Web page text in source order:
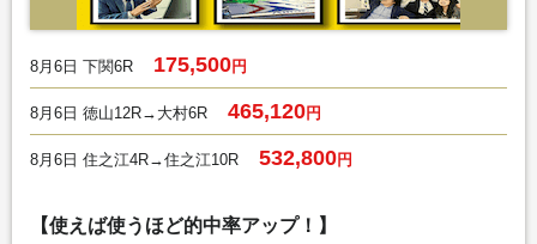
8月6日 下関6R 175,500円
8月6日 徳山12R→大村6R 465,120円
8月6日 住之江4R→住之江10R 532,800円
【使えば使うほど的中率アップ！】